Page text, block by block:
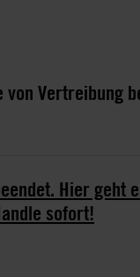
von Vertreibung
Hier geht
sofort!